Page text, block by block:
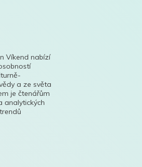
Víkend nabízí
a ze světa
je čtenářům
analytických